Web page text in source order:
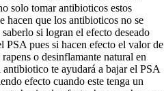
solo tomar antibioticos estos
hacen que los antibioticos no se
si logran el efecto deseado
PSA pues si hacen efecto el valor de
rapens o desinflamante natural en
te ayudará a bajar el PSA
efecto cuando este tenga un